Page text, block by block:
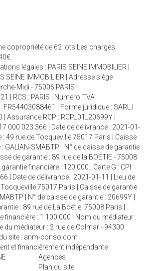
copropriété de 62 lots.Les charges
légales : PARIS SEINE IMMOBILIER |
SEINE IMMOBILIER | Adresse siège
Midi - 75006 PARIS |
| RCS : PARIS | Numero TVA
| Forme juridique : SARL |
Assurance RCP : RCP_01_20699Y |
000 023 366 | Date de délivrance : 2021-01-
: 49 rue de Tocqueville 75017 Paris | Caisse
GALIAN-SMABTP. | N° de caisse de garantie :
de garantie : 89 rue de la BOETIE - 75008
financière : 120 000 | Carte G : CPI
| Date de délivrance : 2021-01-11 | Lieu de
75017 Paris | Caisse de garantie
| N° de caisse de garantie : 20699Y |
: 89 rue de La Boétie, 75008 Paris |
financière : 1 100 000 | Nom du médiateur :
du médiateur : 2 rue de Colmar - 94300
site : anm-conso.com
et financièrement indépendante
Agences
Plan du site